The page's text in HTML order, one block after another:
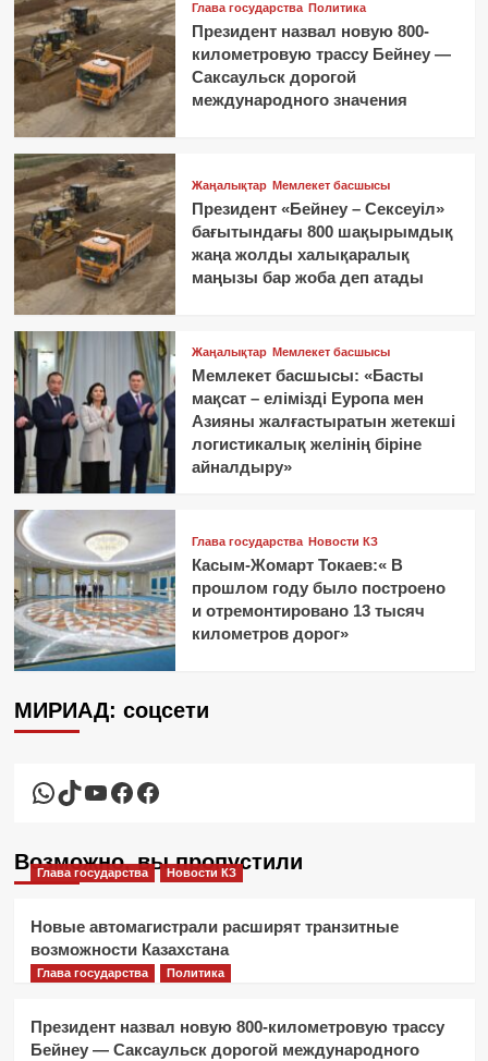
Глава государства Политика
Президент назвал новую 800-
километровую трассу Бейнеу —
Саксаульск дорогой
международного значения
Жаңалықтар Мемлекет басшысы
Президент «Бейнеу – Сексеуіл»
бағытындағы 800 шақырымдық
жаңа жолды халықаралық
маңызы бар жоба деп атады
Жаңалықтар Мемлекет басшысы
Мемлекет басшысы: «Басты
мақсат – елімізді Еуропа мен
Азияны жалғастыратын жетекші
логистикалық желінің біріне
айналдыру»
Глава государства Новости КЗ
Касым-Жомарт Токаев:« В
прошлом году было построено
и отремонтировано 13 тысяч
километров дорог»
МИРИАД: соцсети
WhatsApp
TikTok
YouTube
Facebook
Facebook
Возможно, вы пропустили
Глава государства Новости КЗ
Новые автомагистрали расширят транзитные
возможности Казахстана
Глава государства Политика
Президент назвал новую 800-километровую трассу
Бейнеу — Саксаульск дорогой международного